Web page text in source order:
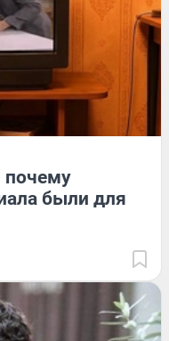
почему
были для